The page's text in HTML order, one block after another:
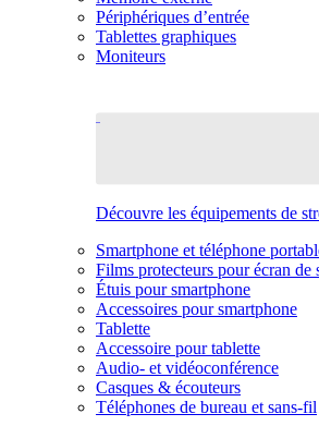
Périphériques d’entrée
Tablettes graphiques
Moniteurs
Découvre les équipements de
Smartphone et téléphone
Films protecteurs pour écran de
Étuis pour smartphone
Accessoires pour smartphone
Tablette
Accessoire pour tablette
Audio- et vidéoconférence
Casques & écouteurs
Téléphones de bureau et sans-fil